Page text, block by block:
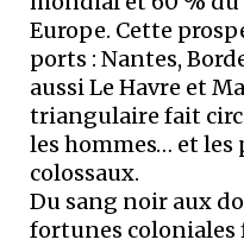
Europe. Cette
ports : Nantes,
aussi Le Havre et
triangulaire fait
les hommes… et
colossaux.
Du sang noir aux
fortunes coloniales